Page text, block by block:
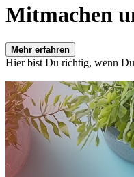
Mitmachen
Mehr erfahren
Hier bist Du richtig, wenn Du